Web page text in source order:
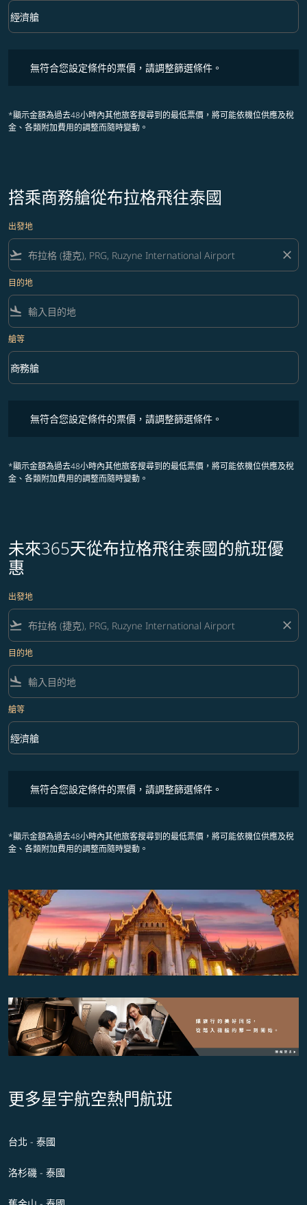
艙等 option 經濟艙 Selected
經濟艙
keyboard_arrow_down
無符合您設定條件的票價，請調整篩選條件。
*顯示金額為過去48小時內其他旅客搜尋到的最低票價，將可能依機位供應及稅
金、各類附加費用的調整而隨時變動。
搭乘商務艙從布拉格飛往泰國
出發地
flight_takeoff close
目的地
flight_land
艙等
艙等 option 商務艙 Selected
商務艙
keyboard_arrow_down
無符合您設定條件的票價，請調整篩選條件。
*顯示金額為過去48小時內其他旅客搜尋到的最低票價，將可能依機位供應及稅
金、各類附加費用的調整而隨時變動。
未來365天從布拉格飛往泰國的航班優
惠
出發地
flight_takeoff close
目的地
flight_land
艙等
艙等 option 經濟艙 Selected
經濟艙
keyboard_arrow_down
無符合您設定條件的票價，請調整篩選條件。
*顯示金額為過去48小時內其他旅客搜尋到的最低票價，將可能依機位供應及稅
金、各類附加費用的調整而隨時變動。
更多星宇航空熱門航班
台北 - 泰國
洛杉磯 - 泰國